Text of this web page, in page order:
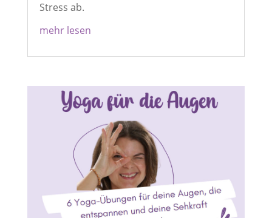
Stress ab.
mehr lesen